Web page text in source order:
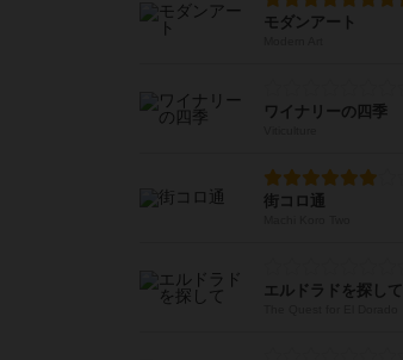
モダンアート
ワイナリーの四季
街コロ通
エルドラドを探して